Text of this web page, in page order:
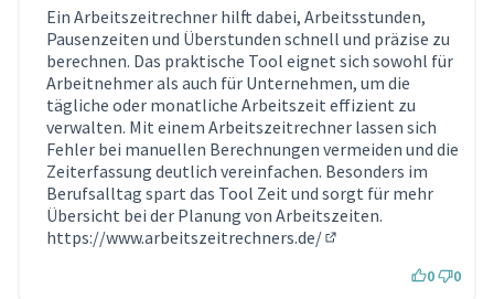
Ein Arbeitszeitrechner hilft dabei, Arbeitsstunden,
Pausenzeiten und Überstunden schnell und präzise zu
berechnen. Das praktische Tool eignet sich sowohl für
Arbeitnehmer als auch für Unternehmen, um die
tägliche oder monatliche Arbeitszeit effizient zu
verwalten. Mit einem Arbeitszeitrechner lassen sich
Fehler bei manuellen Berechnungen vermeiden und die
Zeiterfassung deutlich vereinfachen. Besonders im
Berufsalltag spart das Tool Zeit und sorgt für mehr
Übersicht bei der Planung von Arbeitszeiten.
https://www.arbeitszeitrechners.de/
0 0